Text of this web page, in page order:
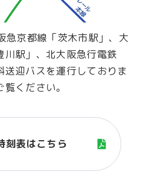
急京都線「茨木市駅」、大
川駅」、北大阪急行電鉄
送迎バスを運行しておりま
ください。
刻表はこちら